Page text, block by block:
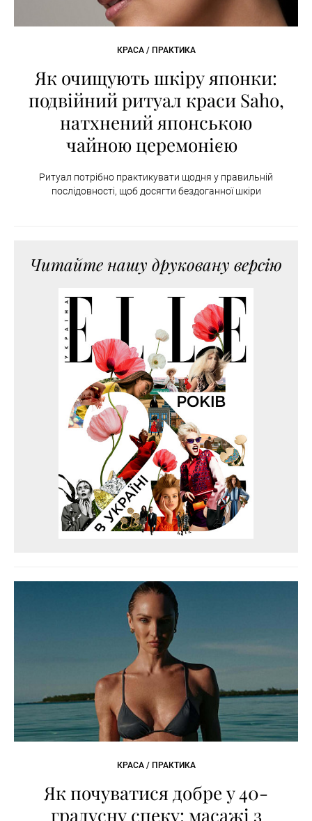
КРАСА / ПРАКТИКА
Як очищують шкіру японки:
подвійний ритуал краси Saho,
натхнений японською
чайною церемонією
Ритуал потрібно практикувати щодня у правильній
послідовності, щоб досягти бездоганної шкіри
Читайте нашу друковану версію
КРАСА / ПРАКТИКА
Як почуватися добре у 40-
градусну спеку: масажі з